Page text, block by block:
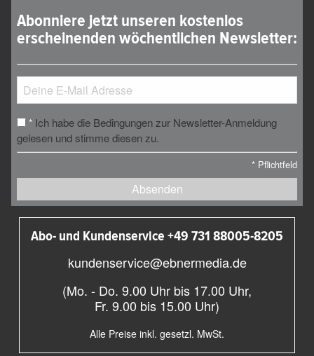
Abonniere jetzt unseren kostenlos
erscheinenden wöchentlichen Newsletter:
* Ich habe die Bedingungen zur Newsletter-Anmeldung
gelesen und stimme diesen zu.
* Pflichtfeld
Absenden
Abo- und Kundenservice +49 731 88005-8205
kundenservice@ebnermedia.de
(Mo. - Do. 9.00 Uhr bis 17.00 Uhr,
Fr. 9.00 bis 15.00 Uhr)
Alle Preise inkl. gesetzl. MwSt.